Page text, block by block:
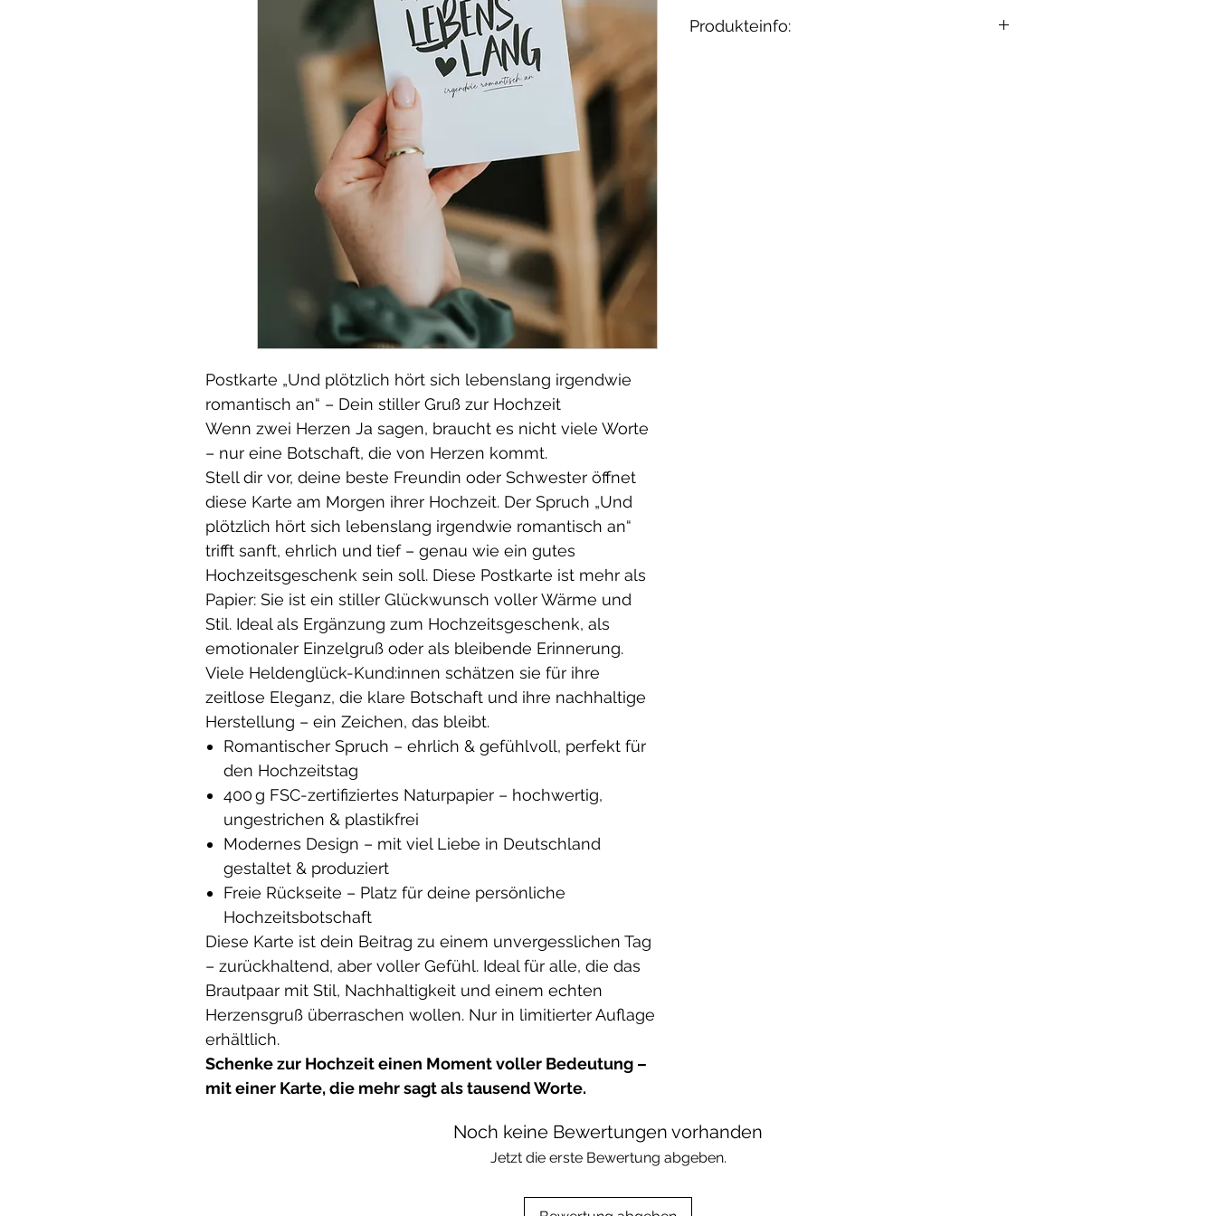
Postkarte „Und plötzlich hört sich lebenslang irgendwie
romantisch an“ – Dein stiller Gruß zur Hochzeit
Wenn zwei Herzen Ja sagen, braucht es nicht viele Worte
– nur eine Botschaft, die von Herzen kommt.
Stell dir vor, deine beste Freundin oder Schwester öffnet
diese Karte am Morgen ihrer Hochzeit. Der Spruch „Und
plötzlich hört sich lebenslang irgendwie romantisch an“
trifft sanft, ehrlich und tief – genau wie ein gutes
Hochzeitsgeschenk sein soll. Diese Postkarte ist mehr als
Papier: Sie ist ein stiller Glückwunsch voller Wärme und
Stil. Ideal als Ergänzung zum Hochzeitsgeschenk, als
emotionaler Einzelgruß oder als bleibende Erinnerung.
Viele Heldenglück-Kund:innen schätzen sie für ihre
zeitlose Eleganz, die klare Botschaft und ihre nachhaltige
Herstellung – ein Zeichen, das bleibt.
Romantischer Spruch – ehrlich & gefühlvoll, perfekt für
den Hochzeitstag
400 g FSC-zertifiziertes Naturpapier – hochwertig,
ungestrichen & plastikfrei
Modernes Design – mit viel Liebe in Deutschland
gestaltet & produziert
Freie Rückseite – Platz für deine persönliche
Hochzeitsbotschaft
Diese Karte ist dein Beitrag zu einem unvergesslichen Tag
– zurückhaltend, aber voller Gefühl. Ideal für alle, die das
Brautpaar mit Stil, Nachhaltigkeit und einem echten
Herzensgruß überraschen wollen. Nur in limitierter Auflage
erhältlich.
Schenke zur Hochzeit einen Moment voller Bedeutung –
mit einer Karte, die mehr sagt als tausend Worte.
Produkteinfo:
Noch keine Bewertungen vorhanden
Jetzt die erste Bewertung abgeben.